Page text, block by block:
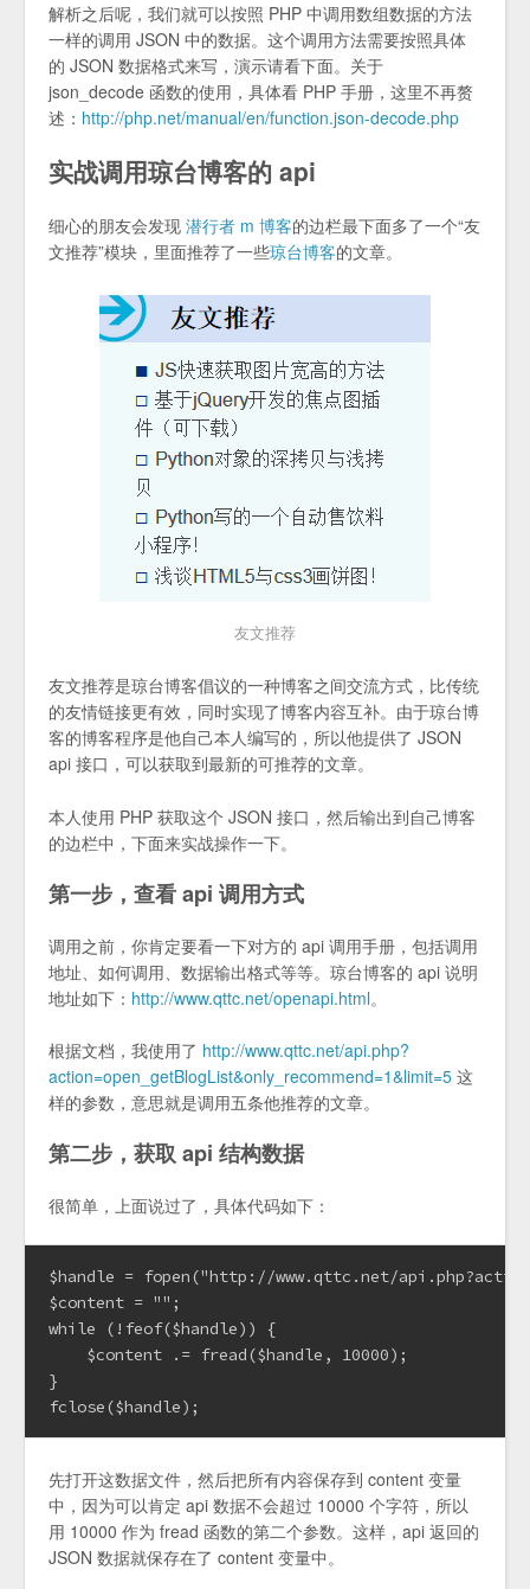
解析之后呢，我们就可以按照 PHP 中调用数组数据的方法
一样的调用 JSON 中的数据。这个调用方法需要按照具体
的 JSON 数据格式来写，演示请看下面。关于
json_decode 函数的使用，具体看 PHP 手册，这里不再赘
述： http://php.net/manual/en/function.json-decode.php
实战调用琼台博客的 api
细心的朋友会发现 潜行者 m 博客的边栏最下面多了一个“友
文推荐”模块，里面推荐了一些琼台博客的文章。
友文推荐
友文推荐是琼台博客倡议的一种博客之间交流方式，比传统
的友情链接更有效，同时实现了博客内容互补。由于琼台博
客的博客程序是他自己本人编写的，所以他提供了 JSON
api 接口，可以获取到最新的可推荐的文章。
本人使用 PHP 获取这个 JSON 接口，然后输出到自己博客
的边栏中，下面来实战操作一下。
第一步，查看 api 调用方式
调用之前，你肯定要看一下对方的 api 调用手册，包括调用
地址、如何调用、数据输出格式等等。琼台博客的 api 说明
地址如下： http://www.qttc.net/openapi.html。
根据文档，我使用了 http://www.qttc.net/api.php?
action=open_getBlogList&only_recommend=1&limit=5 这
样的参数，意思就是调用五条他推荐的文章。
第二步，获取 api 结构数据
很简单，上面说过了，具体代码如下：
$handle = fopen("http://www.qttc.net/
$content = "";
while (!feof($handle)) {
    $content .= fread($handle, 10000);
}
fclose($handle);
先打开这数据文件，然后把所有内容保存到 content 变量
中，因为可以肯定 api 数据不会超过 10000 个字符，所以
用 10000 作为 fread 函数的第二个参数。这样，api 返回的
JSON 数据就保存在了 content 变量中。